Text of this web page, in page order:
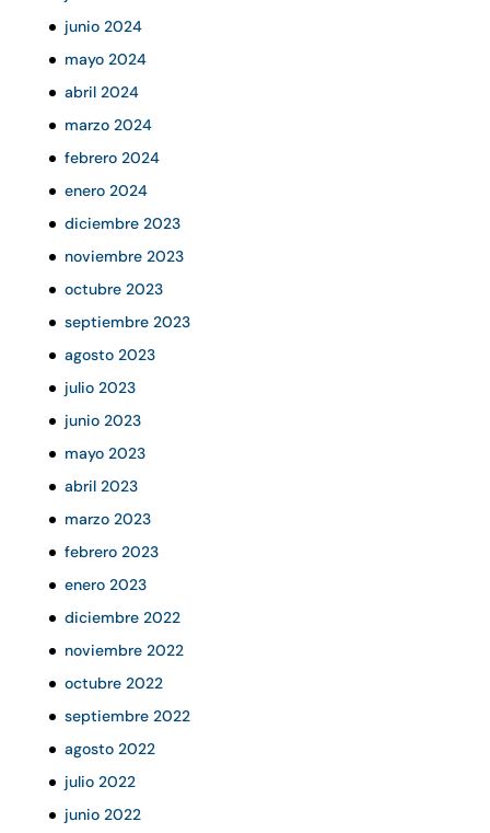
junio 2024
mayo 2024
abril 2024
marzo 2024
febrero 2024
enero 2024
diciembre 2023
noviembre 2023
octubre 2023
septiembre 2023
agosto 2023
julio 2023
junio 2023
mayo 2023
abril 2023
marzo 2023
febrero 2023
enero 2023
diciembre 2022
noviembre 2022
octubre 2022
septiembre 2022
agosto 2022
julio 2022
junio 2022